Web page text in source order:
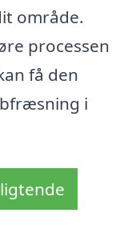
område.
processen
få den
i